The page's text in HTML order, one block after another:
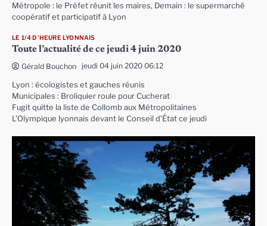
Métropole : le Préfet réunit les maires, Demain : le supermarché
coopératif et participatif à Lyon
LE 1/4 D'HEURE LYONNAIS
Toute l’actualité de ce jeudi 4 juin 2020
Gérald Bouchon jeudi 04 juin 2020 06:12
Lyon : écologistes et gauches réunis
Municipales : Broliquier roule pour Cucherat
Fugit quitte la liste de Collomb aux Métropolitaines
L’Olympique lyonnais devant le Conseil d’État ce jeudi